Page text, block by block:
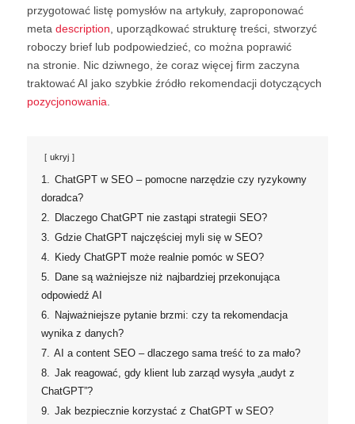
przygotować listę pomysłów na artykuły, zaproponować
meta description , uporządkować strukturę treści, stworzyć
roboczy brief lub podpowiedzieć, co można poprawić
na stronie. Nic dziwnego, że coraz więcej firm zaczyna
traktować AI jako szybkie źródło rekomendacji dotyczących
pozycjonowania
ukryj
1. ChatGPT w SEO – pomocne narzędzie czy ryzykowny
doradca?
2.
Dlaczego ChatGPT nie zastąpi strategii SEO?
3. Gdzie ChatGPT najczęściej myli się w SEO?
4.
Kiedy ChatGPT może realnie pomóc w SEO?
5.
Dane są ważniejsze niż najbardziej przekonująca
odpowiedź AI
6.
Najważniejsze pytanie brzmi: czy ta rekomendacja
wynika z danych?
7. AI a content SEO – dlaczego sama treść to za mało?
8. Jak reagować, gdy klient lub zarząd wysyła „audyt z
ChatGPT”?
9. Jak bezpiecznie korzystać z ChatGPT w SEO?